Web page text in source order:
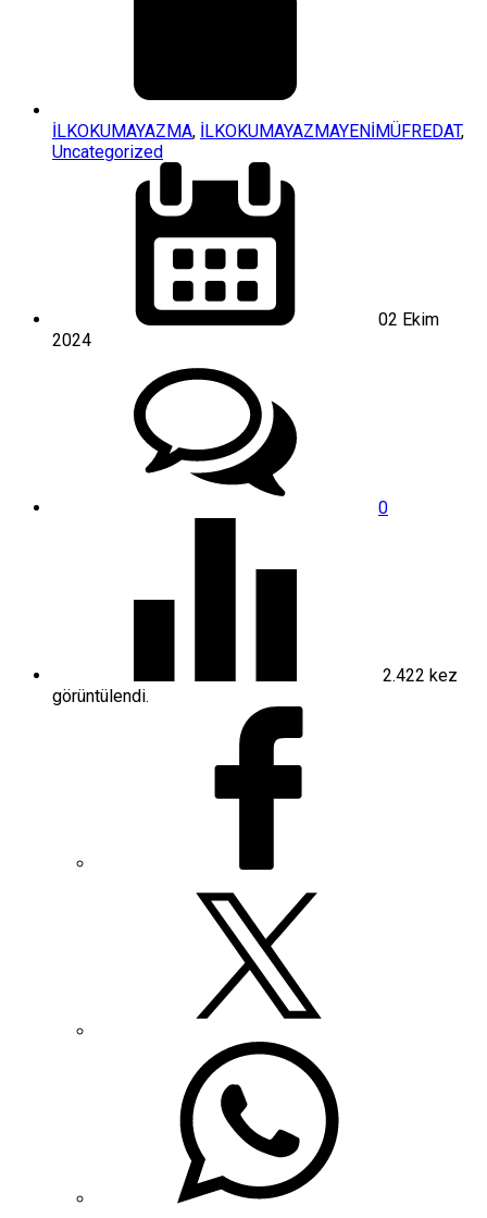
İLKOKUMAYAZMA, İLKOKUMAYAZMAYENİMÜFREDAT,
Uncategorized
02 Ekim
2024
0
2.422 kez
görüntülendi.